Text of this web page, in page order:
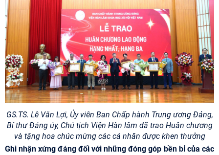
GS.TS. Lê Văn Lợi, Ủy viên Ban Chấp hành Trung ương Đảng,
Bí thư Đảng ủy, Chủ tịch Viện Hàn lâm đã trao Huân chương
và tặng hoa chúc mừng các cá nhân được khen thưởng
Ghi nhận xứng đáng đối với những đóng góp bền bỉ của các